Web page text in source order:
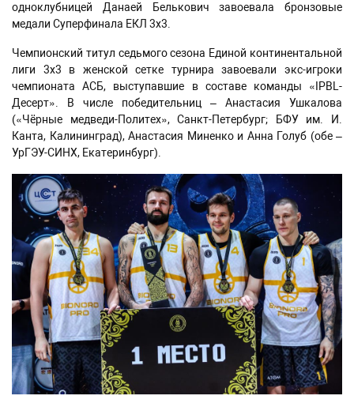
одноклубницей Данаей Белькович завоевала бронзовые
медали Суперфинала ЕКЛ 3х3.
Чемпионский титул седьмого сезона Единой континентальной
лиги 3х3 в женской сетке турнира завоевали экс-игроки
чемпионата АСБ, выступавшие в составе команды «IPBL-
Десерт». В числе победительниц – Анастасия Ушкалова
(«Чёрные медведи-Политех», Санкт-Петербург; БФУ им. И.
Канта, Калининград), Анастасия Миненко и Анна Голуб (обе –
УрГЭУ-СИНХ, Екатеринбург).